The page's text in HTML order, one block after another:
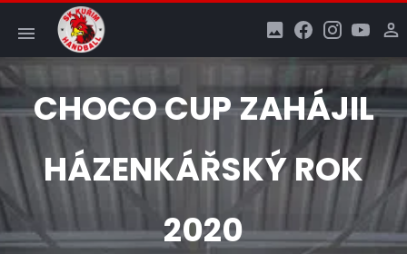
CHOCO CUP ZAHÁJIL
HÁZENKÁŘSKÝ ROK
2020